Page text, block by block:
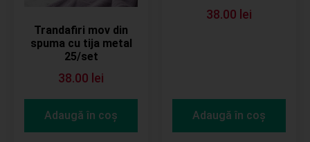
Trandafiri mov din
spuma cu tija metal
25/set
38.00 lei
Adaugă în coș
38.00 lei
Adaugă în coș